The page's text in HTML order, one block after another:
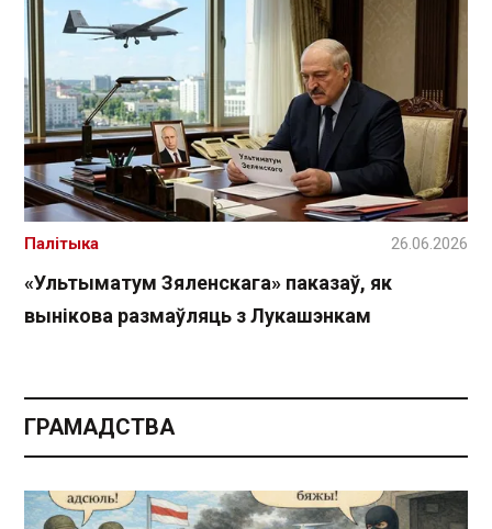
«Ультыматум Зяленскага» паказаў, як
вынікова размаўляць з Лукашэнкам
Палітыка 26.06.2026
ГРАМАДСТВА